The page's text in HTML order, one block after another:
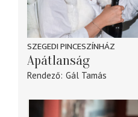
SZEGEDI PINCESZÍNHÁZ
Apátlanság
Rendező Gál Tamás